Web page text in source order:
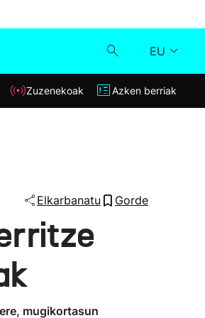
EU
Klisk
Zuzenekoak Azken berriak
Elkarbanatu Gorde
mugikortasun